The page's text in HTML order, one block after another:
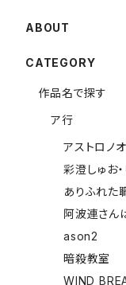
ABOUT
CATEGORY
作品名で探す
ア行
アストロノ
彩澄しゅお
ありふれた
阿波連さん
ason2
暗殺教室
WIND